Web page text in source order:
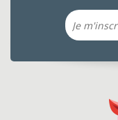
Email